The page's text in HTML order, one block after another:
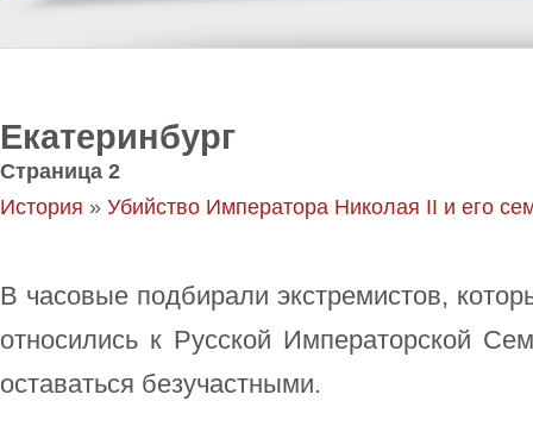
Екатеринбург
Страница 2
История » Убийство Императора Николая II и его
В часовые подбирали экстремистов,
относились к Русской Императорской
оставаться безучастными.